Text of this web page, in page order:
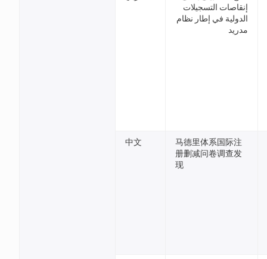
إنقاصات التسجيلات
الدولية في إطار نظام
مدريد
中文
马德里体系国际注
册删减问卷调查发
现